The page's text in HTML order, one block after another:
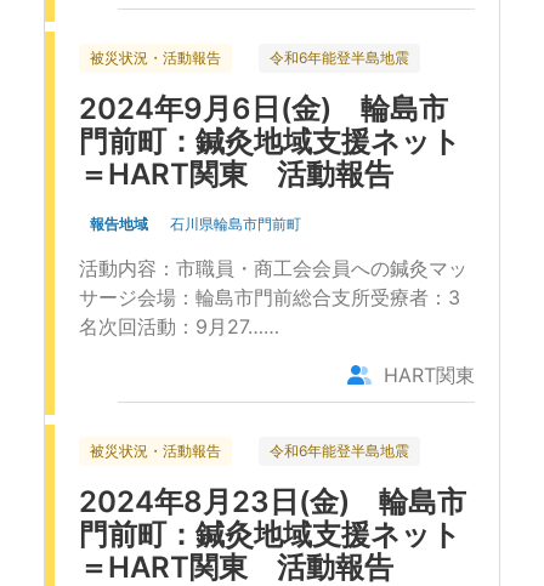
被災状況・活動報告 令和6年能登半島地震
2024年9月6日(金) 輪島市
門前町：鍼灸地域支援ネット
＝HART関東 活動報告
報告地域 石川県輪島市門前町
活動内容：市職員・商工会会員への鍼灸マッ
サージ会場：輪島市門前総合支所受療者：3
名次回活動：9月27……
HART関東
被災状況・活動報告 令和6年能登半島地震
2024年8月23日(金) 輪島市
門前町：鍼灸地域支援ネット
＝HART関東 活動報告